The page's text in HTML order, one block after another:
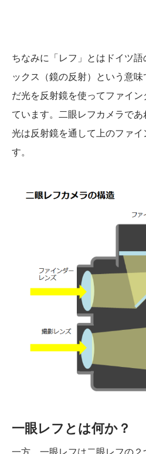
ちなみに「レフ」とはドイツ
ックス（鏡の反射）という意
だ光を反射鏡を使ってファイ
ています。二眼レフカメラで
光は反射鏡を通して上のファイ
す。
一眼レフとは何か？
一方、一眼レフは二眼レフの